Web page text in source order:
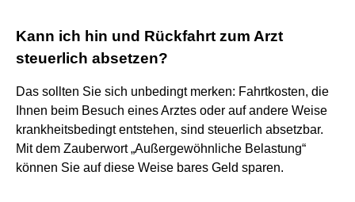
Kann ich hin und Rückfahrt zum Arzt
steuerlich absetzen?
Das sollten Sie sich unbedingt merken: Fahrtkosten, die
Ihnen beim Besuch eines Arztes oder auf andere Weise
krankheitsbedingt entstehen, sind steuerlich absetzbar.
Mit dem Zauberwort „Außergewöhnliche Belastung“
können Sie auf diese Weise bares Geld sparen.